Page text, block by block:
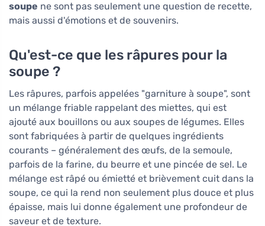
soupe ne sont pas seulement une question de recette,
mais aussi d'émotions et de souvenirs.
Qu'est-ce que les râpures pour la
soupe ?
Les râpures, parfois appelées "garniture à soupe", sont
un mélange friable rappelant des miettes, qui est
ajouté aux bouillons ou aux soupes de légumes. Elles
sont fabriquées à partir de quelques ingrédients
courants – généralement des œufs, de la semoule,
parfois de la farine, du beurre et une pincée de sel. Le
mélange est râpé ou émietté et brièvement cuit dans la
soupe, ce qui la rend non seulement plus douce et plus
épaisse, mais lui donne également une profondeur de
saveur et de texture.